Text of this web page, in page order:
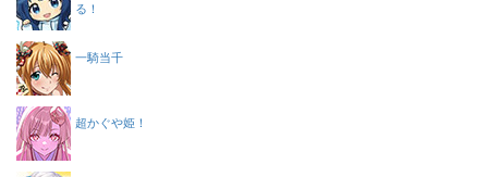
る！
一騎当千
超かぐや姫！